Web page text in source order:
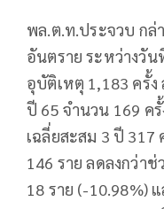
พล.ต.ท.ประจวบ กล่
อันตราย ระหว่างวัน
อุบัติเหตุ 1,183 ครั้ง
ปี 65 จำนวน 169 ค
เฉลี่ยสะสม 3 ปี 317
146 ราย ลดลงกว่า
18 ราย (-10.98%)